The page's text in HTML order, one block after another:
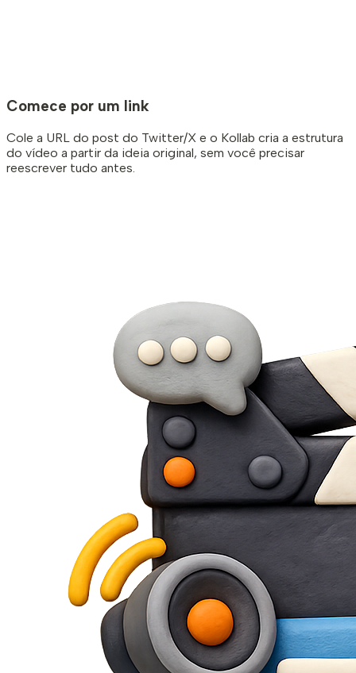
Comece por um link
Cole a URL do post do Twitter/X e o Kollab cria a estrutura
do vídeo a partir da ideia original, sem você precisar
reescrever tudo antes.